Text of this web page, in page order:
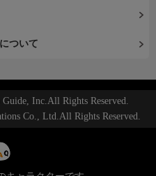
ついて
Inc.All Rights Reserved.
Co., Ltd.All Rights Reserved.